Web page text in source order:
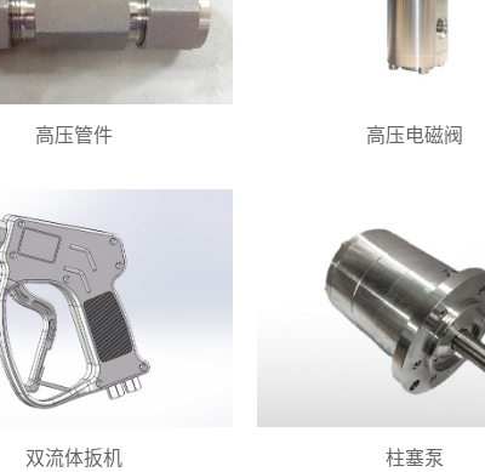
高压管件 高压电磁阀
双流体扳机 柱塞泵